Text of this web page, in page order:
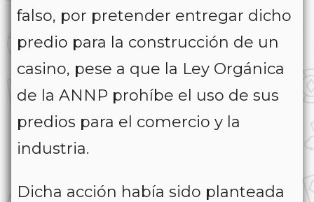
falso, por pretender entregar dicho
predio para la construcción de un
casino, pese a que la Ley Orgánica
de la ANNP prohíbe el uso de sus
predios para el comercio y la
industria.
Dicha acción había sido planteada